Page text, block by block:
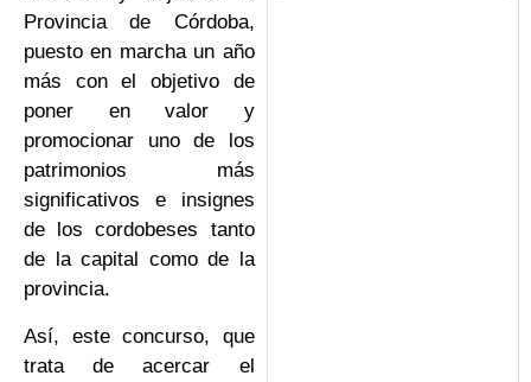
Provincia de Córdoba,
puesto en marcha un año
más con el objetivo de
poner en valor y
promocionar uno de los
patrimonios más
significativos e insignes
de los cordobeses tanto
de la capital como de la
provincia.
Así, este concurso, que
trata de acercar el